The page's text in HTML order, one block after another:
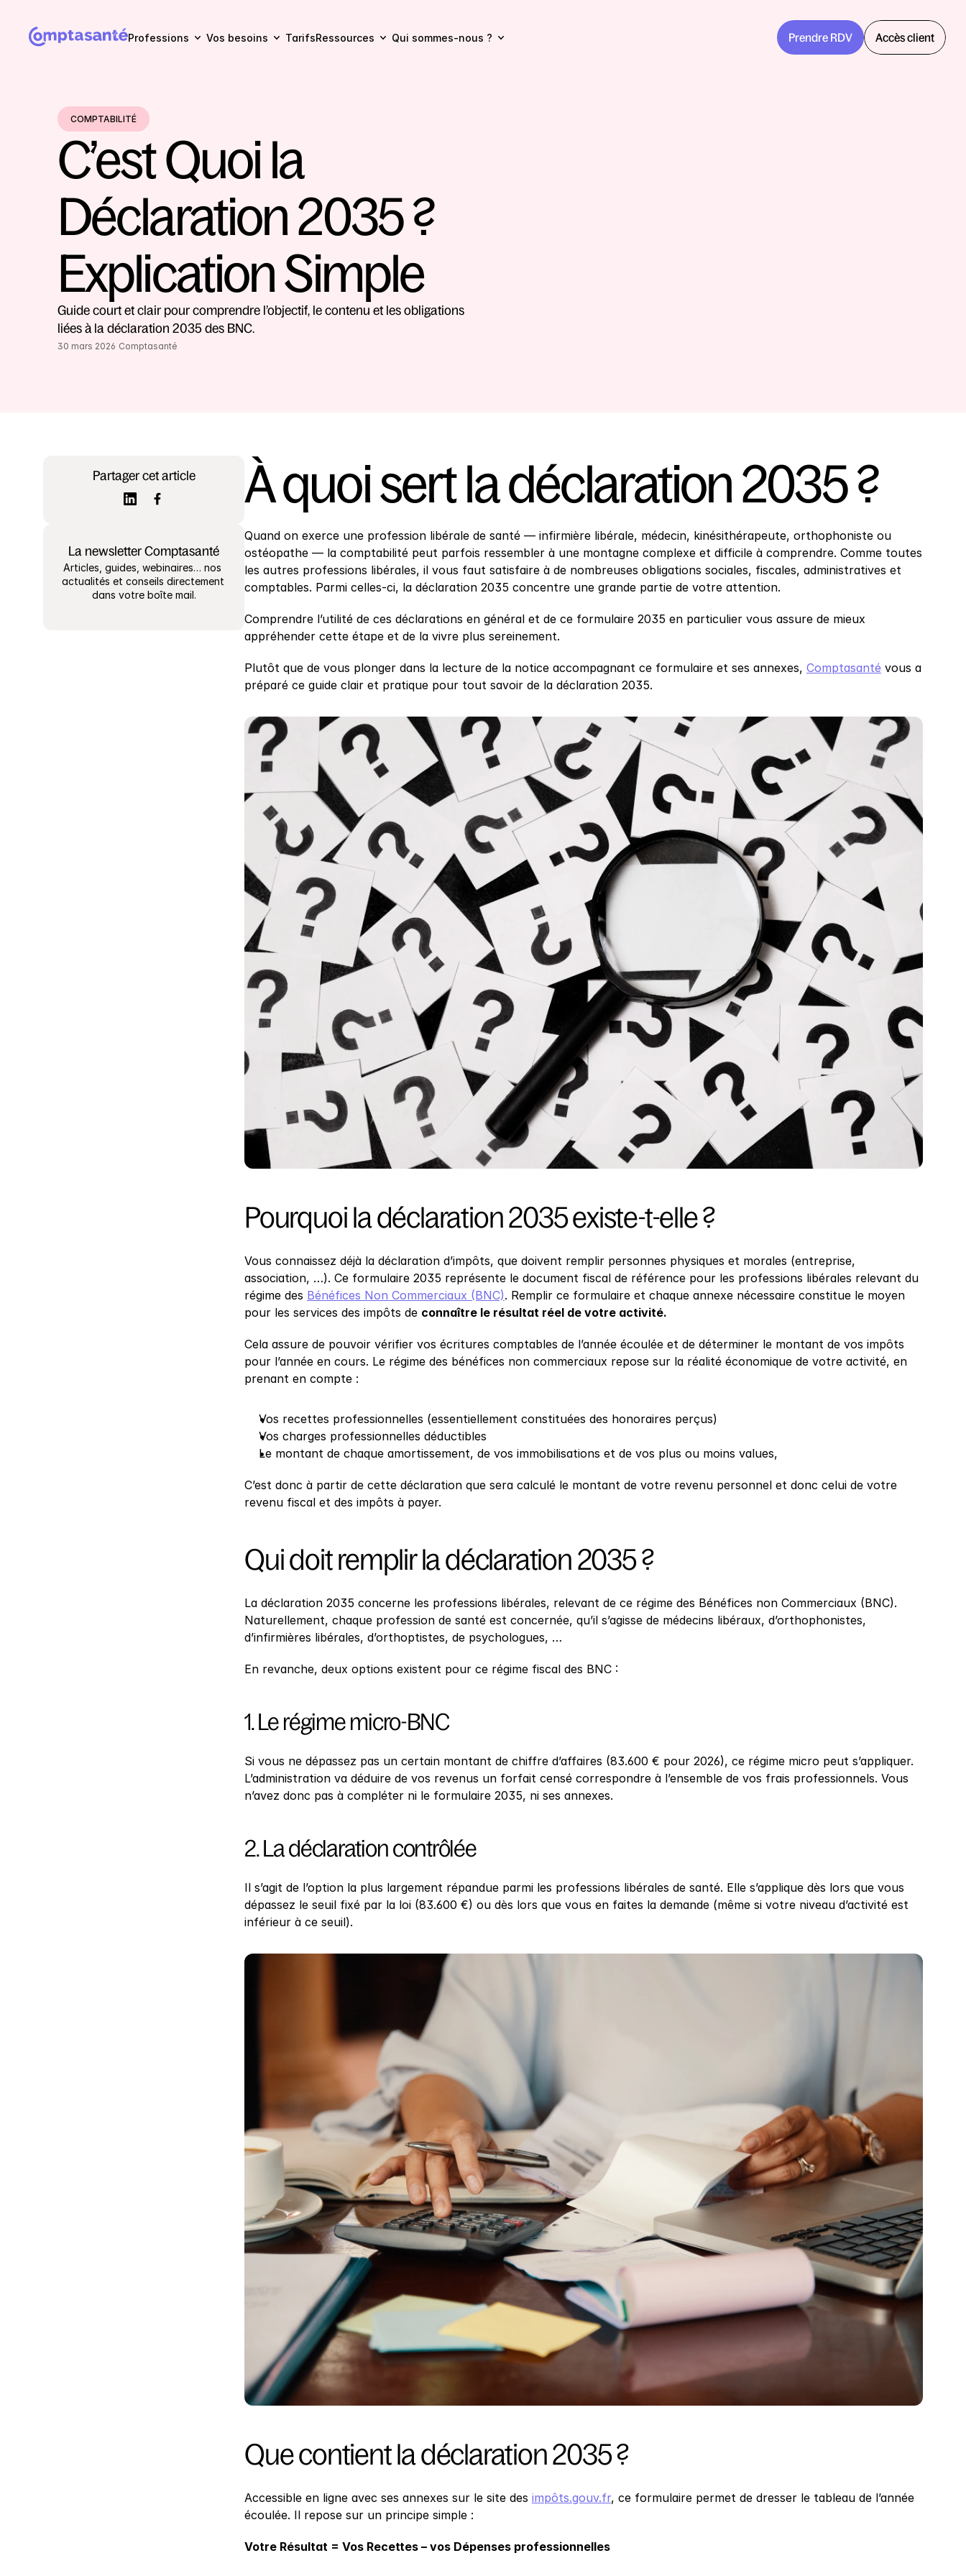
Professions Vos besoins TarifsRessources Qui sommes-nous ? Prendre RDV Accès client
COMPTABILITÉ
C’est Quoi la
Déclaration 2035 ?
Explication Simple
Guide court et clair pour comprendre l’objectif, le contenu et les obligations
liées à la déclaration 2035 des BNC.
30 mars 2026 Comptasanté
Partager cet article
La newsletter Comptasanté
Articles, guides, webinaires… nos
actualités et conseils directement
dans votre boîte mail.
À quoi sert la déclaration 2035 ?
Quand on exerce une profession libérale de santé — infirmière libérale, médecin, kinésithérapeute, orthophoniste ou
ostéopathe — la comptabilité peut parfois ressembler à une montagne complexe et difficile à comprendre. Comme toutes
les autres professions libérales, il vous faut satisfaire à de nombreuses obligations sociales, fiscales, administratives et
comptables. Parmi celles-ci, la déclaration 2035 concentre une grande partie de votre attention.
Comprendre l’utilité de ces déclarations en général et de ce formulaire 2035 en particulier vous assure de mieux
appréhender cette étape et de la vivre plus sereinement.
Plutôt que de vous plonger dans la lecture de la notice accompagnant ce formulaire et ses annexes, Comptasanté vous a
préparé ce guide clair et pratique pour tout savoir de la déclaration 2035.
Pourquoi la déclaration 2035 existe-t-elle ?
Vous connaissez déjà la déclaration d’impôts, que doivent remplir personnes physiques et morales (entreprise,
association, …). Ce formulaire 2035 représente le document fiscal de référence pour les professions libérales relevant du
régime des Bénéfices Non Commerciaux (BNC). Remplir ce formulaire et chaque annexe nécessaire constitue le moyen
pour les services des impôts de connaître le résultat réel de votre activité.
Cela assure de pouvoir vérifier vos écritures comptables de l’année écoulée et de déterminer le montant de vos impôts
pour l’année en cours. Le régime des bénéfices non commerciaux repose sur la réalité économique de votre activité, en
prenant en compte :
Vos recettes professionnelles (essentiellement constituées des honoraires perçus)
Vos charges professionnelles déductibles
Le montant de chaque amortissement, de vos immobilisations et de vos plus ou moins values,
C’est donc à partir de cette déclaration que sera calculé le montant de votre revenu personnel et donc celui de votre
revenu fiscal et des impôts à payer.
Qui doit remplir la déclaration 2035 ?
La déclaration 2035 concerne les professions libérales, relevant de ce régime des Bénéfices non Commerciaux (BNC).
Naturellement, chaque profession de santé est concernée, qu’il s’agisse de médecins libéraux, d’orthophonistes,
d’infirmières libérales, d’orthoptistes, de psychologues, …
En revanche, deux options existent pour ce régime fiscal des BNC :
1. Le régime micro-BNC
Si vous ne dépassez pas un certain montant de chiffre d’affaires (83.600 € pour 2026), ce régime micro peut s’appliquer.
L’administration va déduire de vos revenus un forfait censé correspondre à l’ensemble de vos frais professionnels. Vous
n’avez donc pas à compléter ni le formulaire 2035, ni ses annexes.
2. La déclaration contrôlée
Il s’agit de l’option la plus largement répandue parmi les professions libérales de santé. Elle s’applique dès lors que vous
dépassez le seuil fixé par la loi (83.600 €) ou dès lors que vous en faites la demande (même si votre niveau d’activité est
inférieur à ce seuil).
Que contient la déclaration 2035 ?
Accessible en ligne avec ses annexes sur le site des impôts.gouv.fr, ce formulaire permet de dresser le tableau de l’année
écoulée. Il repose sur un principe simple :
Votre Résultat = Vos Recettes – vos Dépenses professionnelles